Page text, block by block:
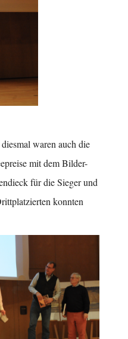
waren auch die
mit dem Bilder-
für die Sieger und
konnten